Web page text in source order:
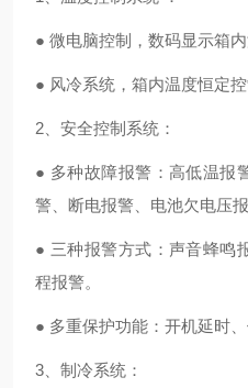
● 微电脑控制，数码显示箱
● 风冷系统，箱内温度恒定
2、安全控制系统：
● 多种故障报警：高低温报
警、断电报警、电池欠电压报
● 三种报警方式：声音蜂鸣
程报警。
● 多重保护功能：开机延时、
3、制冷系统：